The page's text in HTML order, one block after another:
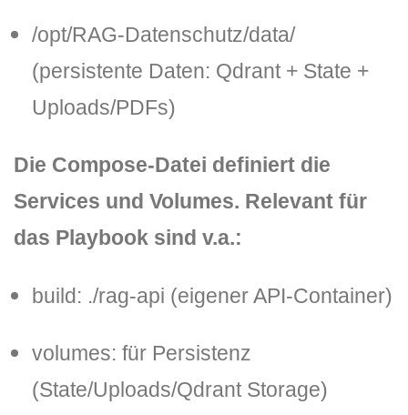
/opt/RAG-Datenschutz/data/
(persistente Daten: Qdrant + State +
Uploads/PDFs)
Die Compose-Datei definiert die
Services und Volumes. Relevant für
das Playbook sind v.a.:
build: ./rag-api (eigener API-Container)
volumes: für Persistenz
(State/Uploads/Qdrant Storage)